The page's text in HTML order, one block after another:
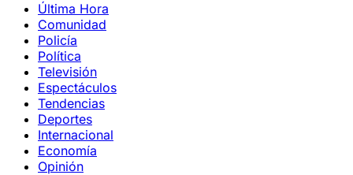
Última Hora
Comunidad
Policía
Política
Televisión
Espectáculos
Tendencias
Deportes
Internacional
Economía
Opinión